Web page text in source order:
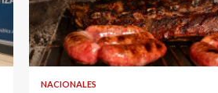
NACIONALES